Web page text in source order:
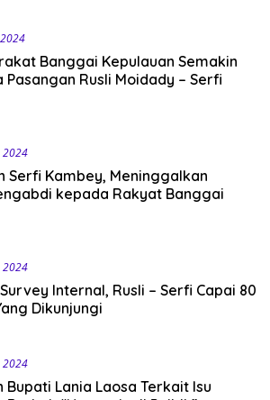
Banggai Kepulauan Semakin
Rusli Moidady – Serfi
2024
Serfi Kambey, Meninggalkan
kepada Rakyat Banggai
2024
Internal, Rusli – Serfi Capai 80
Dikunjungi
2024
Lania Laosa Terkait Isu